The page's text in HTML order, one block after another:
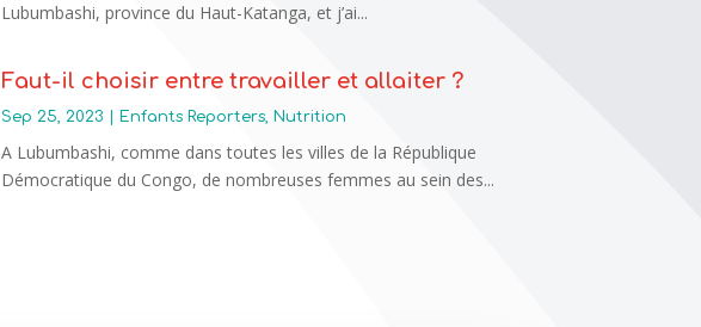
Lubumbashi, province du Haut-Katanga, et j’ai...
Faut-il choisir entre travailler et allaiter ?
Sep 25, 2023 Enfants Reporters, Nutrition
A Lubumbashi, comme dans toutes les villes de la République
Démocratique du Congo, de nombreuses femmes au sein des...